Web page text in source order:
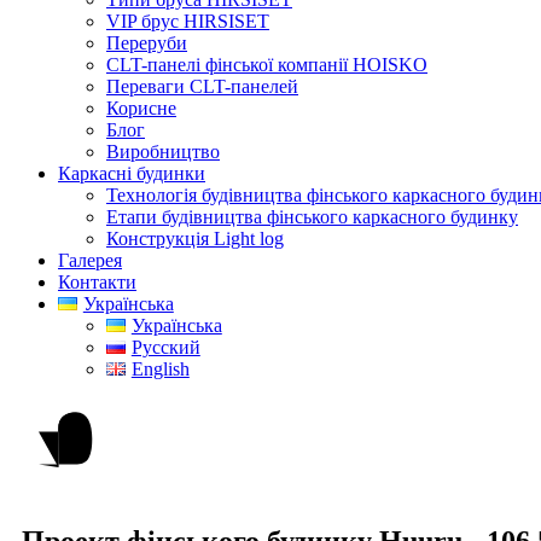
VIP брус HIRSISET
Переруби
CLT-панелі фінської компанії HOISKO
Переваги CLT-панелей
Корисне
Блог
Виробництво
Каркасні будинки
Технологія будівництва фінського каркасного
Етапи будівництва фінського каркасного будинку
Конструкція Light log
Галерея
Контакти
Українська
Українська
Русский
English